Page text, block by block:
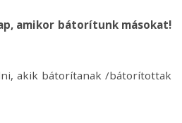
amikor bátorítunk másokat!
akik bátorítanak /bátorítottak